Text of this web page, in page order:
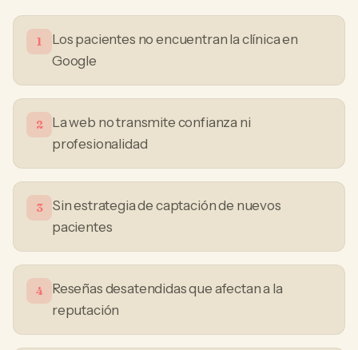
1
Los pacientes no encuentran la clínica en
Google
2
La web no transmite confianza ni
profesionalidad
3
Sin estrategia de captación de nuevos
pacientes
4
Reseñas desatendidas que afectan a la
reputación